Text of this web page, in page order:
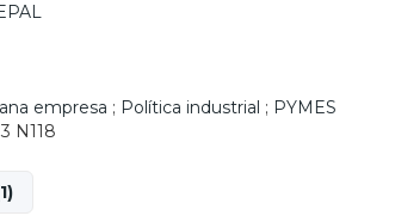
empresa ; Política industrial ; PYMES
N118